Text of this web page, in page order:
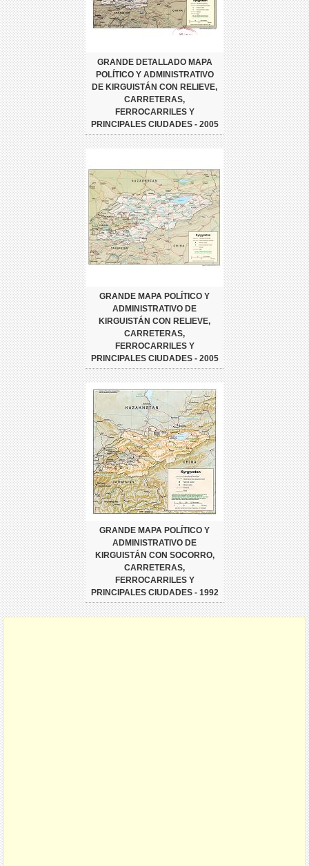
GRANDE DETALLADO MAPA
POLÍTICO Y ADMINISTRATIVO
DE KIRGUISTÁN CON RELIEVE,
CARRETERAS,
FERROCARRILES Y
PRINCIPALES CIUDADES - 2005
GRANDE MAPA POLÍTICO Y
ADMINISTRATIVO DE
KIRGUISTÁN CON RELIEVE,
CARRETERAS,
FERROCARRILES Y
PRINCIPALES CIUDADES - 2005
GRANDE MAPA POLÍTICO Y
ADMINISTRATIVO DE
KIRGUISTÁN CON SOCORRO,
CARRETERAS,
FERROCARRILES Y
PRINCIPALES CIUDADES - 1992